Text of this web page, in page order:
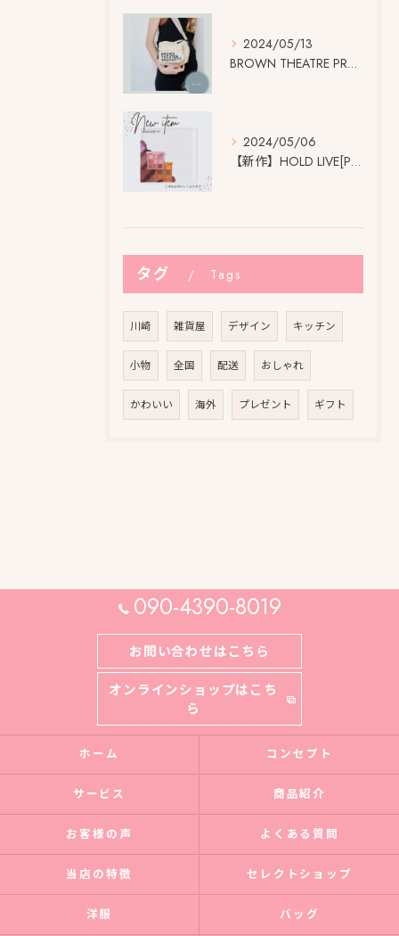
2024/05/13
BROWN THEATRE PRODUCTSの 大きなネーム...
2024/05/06
【新作】HOLD LIVE[Pro] アイシャドウパレット
タグ Tags
川崎 雑貨屋 デザイン キッチン
小物 全国 配送 おしゃれ
かわいい 海外 プレゼント ギフト
090-4390-8019
お問い合わせはこちら
オンラインショップはこち
ら
ホーム コンセプト
サービス 商品紹介
お客様の声 よくある質問
当店の特徴 セレクトショップ
洋服 バッグ